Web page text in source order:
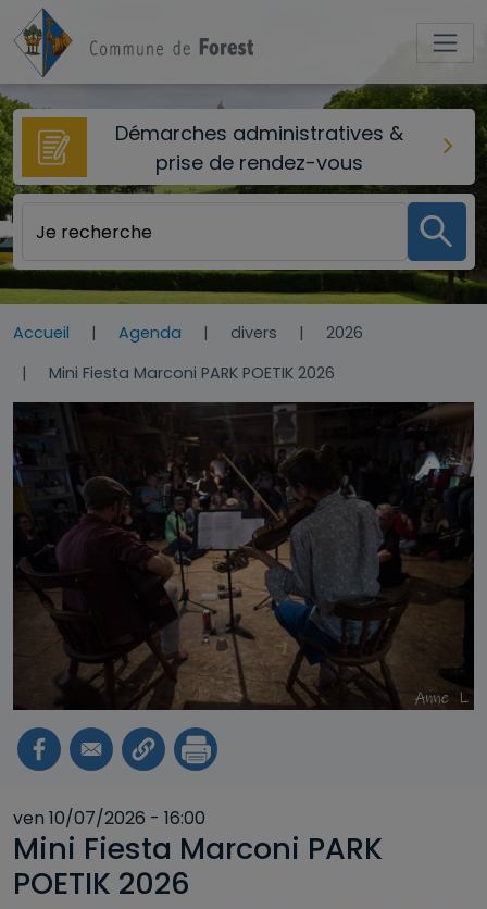
Aller au contenu principal
Démarches administratives &
prise de rendez-vous
Accueil Agenda divers
2026
Mini Fiesta Marconi PARK POETIK 2026
ven 10/07/2026 - 16:00
Mini Fiesta Marconi PARK
POETIK 2026